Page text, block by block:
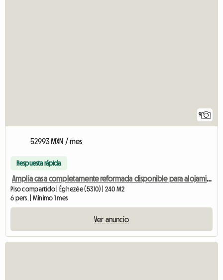
9
52993 MXN / mes
Respuesta rápida
Amplia casa completamente reformada disponible para alojamiento compartido.
Piso compartido | Éghezée (5310) | 240 M2
6 pers. | Mínimo 1 mes
Ver anuncio